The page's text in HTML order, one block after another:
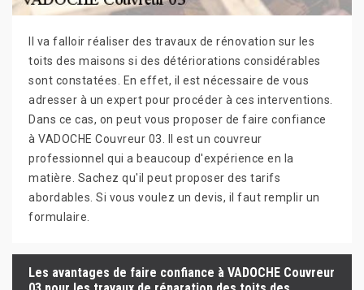
Il va falloir réaliser des travaux de rénovation sur les
toits des maisons si des détériorations considérables
sont constatées. En effet, il est nécessaire de vous
adresser à un expert pour procéder à ces interventions.
Dans ce cas, on peut vous proposer de faire confiance
à VADOCHE Couvreur 03. Il est un couvreur
professionnel qui a beaucoup d'expérience en la
matière. Sachez qu'il peut proposer des tarifs
abordables. Si vous voulez un devis, il faut remplir un
formulaire.
Les avantages de faire confiance à VADOCHE Couvreur